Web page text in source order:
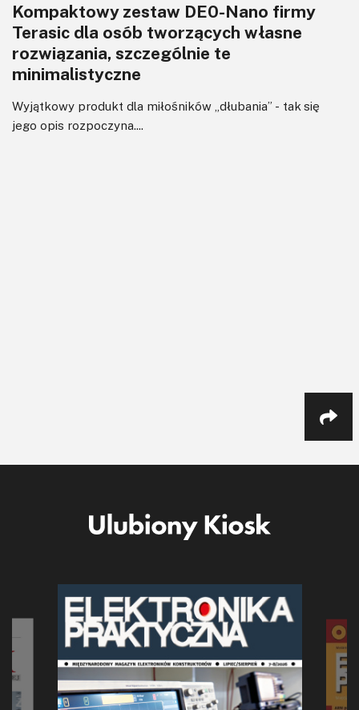
Kompaktowy zestaw DE0-Nano firmy
Terasic dla osób tworzących własne
rozwiązania, szczególnie te
minimalistyczne
Wyjątkowy produkt dla miłośników „dłubania” - tak się
jego opis rozpoczyna....